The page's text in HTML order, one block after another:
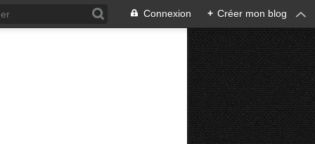
Connexion + Créer mon blog